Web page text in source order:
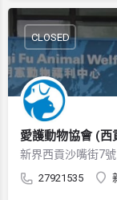
愛護動物協會 (
新界西貢沙嘴街7號
27921535
CLOSED